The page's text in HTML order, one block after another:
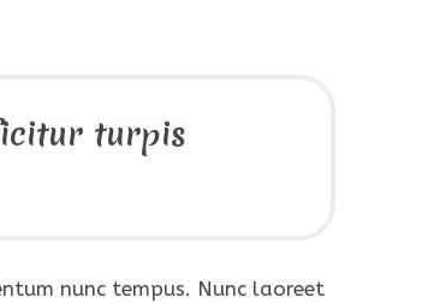
turpis
nunc tempus. Nunc laoreet